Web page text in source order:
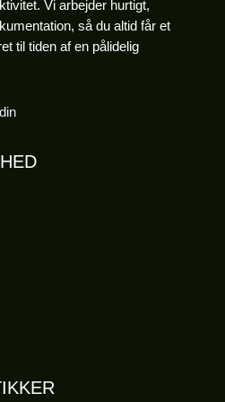
Vi arbejder hurtigt,
så du altid får et
til tiden af en pålidelig